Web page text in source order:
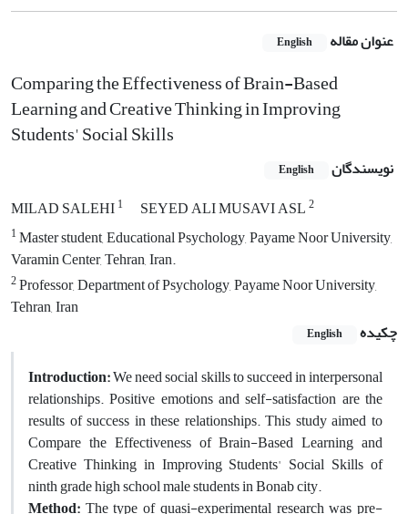
عنوان مقاله English
Comparing the Effectiveness of Brain-Based
Learning and Creative Thinking in Improving
Students' Social Skills
نویسندگان English
MILAD SALEHI1 SEYED ALI MUSAVI ASL2
1Master student, Educational Psychology, Payame Noor University,
Varamin Center, Tehran, Iran.
2Professor, Department of Psychology, Payame Noor University,
Tehran, Iran
چکیده
English
Introduction:We need social skills to succeed in interpersonal
relationships. Positive emotions and self-satisfaction are the
results of success in these relationships. This study aimed to
Compare the Effectiveness of Brain-Based Learning and
Creative Thinking in Improving Students' Social Skills of
ninth grade high school male students in Bonab city.
Method: The type of quasi-experimental research was pre-